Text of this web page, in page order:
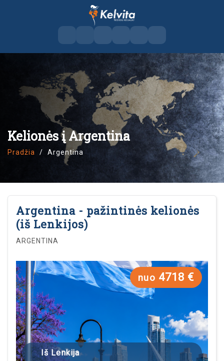
Kelionės į Argentina
Pradžia Argentina
Argentina - pažintinės kelionės
(iš Lenkijos)
ARGENTINA
nuo 4718 €
Iš Lenkija